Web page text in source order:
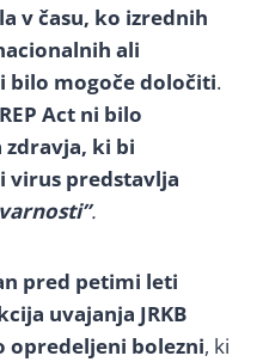
v času, ko izrednih
ali
bilo mogoče določiti.
Act ni bilo
ki bi
virus predstavlja
.
pred petimi leti
uvajanja JRKB
bolezni, ki